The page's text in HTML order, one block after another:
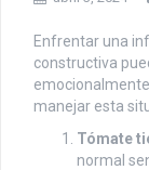
Enfrentar una
constructiva
manejar esta
Tómate
normal